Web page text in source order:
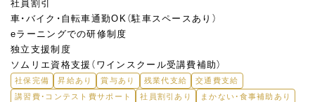
社員割引
車・バイク・自転車通勤OK（駐車スペースあり）
eラーニングでの研修制度
独立支援制度
ソムリエ資格支援（ワインスクール受講費補助）
社保完備 昇給あり 賞与あり 残業代支給
交通費支給
講習費・コンテスト費サポート
社員割引あり
まかない・食事補助あり